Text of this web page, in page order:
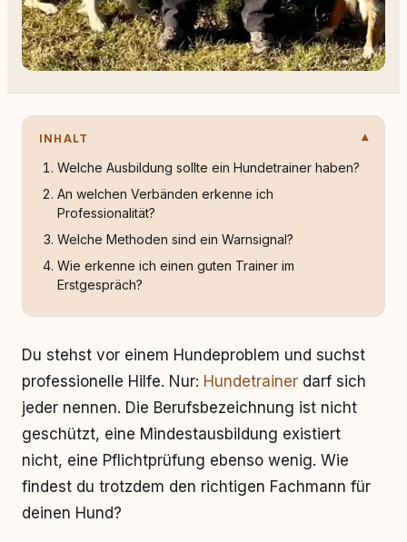
INHALT
Welche Ausbildung sollte ein Hundetrainer haben?
An welchen Verbänden erkenne ich
Professionalität?
Welche Methoden sind ein Warnsignal?
Wie erkenne ich einen guten Trainer im
Erstgespräch?
Du stehst vor einem Hundeproblem und suchst
professionelle Hilfe. Nur: Hundetrainer darf sich
jeder nennen. Die Berufsbezeichnung ist nicht
geschützt, eine Mindestausbildung existiert
nicht, eine Pflichtprüfung ebenso wenig. Wie
findest du trotzdem den richtigen Fachmann für
deinen Hund?